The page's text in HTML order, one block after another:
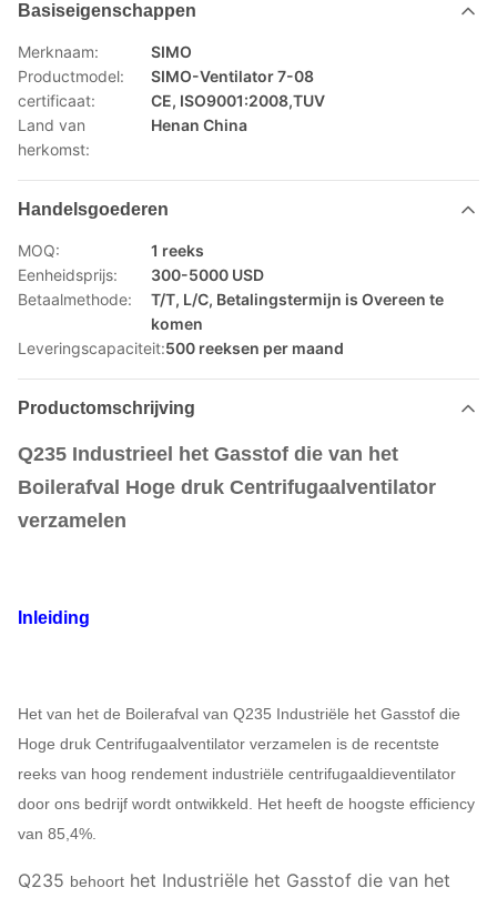
Basiseigenschappen
Merknaam:
SIMO
Productmodel:
SIMO-Ventilator 7-08
certificaat:
CE, ISO9001:2008,TUV
Land van
herkomst:
Henan China
Handelsgoederen
MOQ:
1 reeks
Eenheidsprijs:
300-5000 USD
Betaalmethode:
T/T, L/C, Betalingstermijn is Overeen te
komen
Leveringscapaciteit:500 reeksen per maand
Productomschrijving
Q235 Industrieel het Gasstof die van het
Boilerafval Hoge druk Centrifugaalventilator
verzamelen
Inleiding
Het van het de Boilerafval van Q235 Industriële het Gasstof die
Hoge druk Centrifugaalventilator verzamelen is de recentste
reeks van hoog rendement industriële centrifugaaldieventilator
door ons bedrijf wordt ontwikkeld. Het heeft de hoogste efficiency
van 85,4%.
Q235 behoort het Industriële het Gasstof die van het